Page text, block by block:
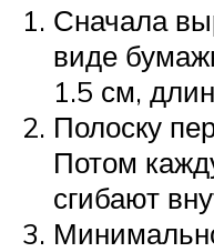
Сначала
виде
1.5 см,
Полоску
Потом
сгибают